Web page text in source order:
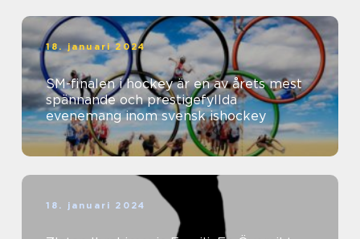
18. januari 2024
SM-finalen i hockey är en av årets mest
spännande och prestigefyllda
evenemang inom svensk ishockey
18. januari 2024